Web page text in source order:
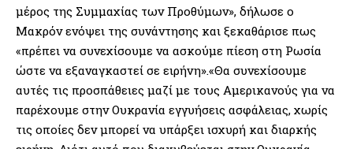
μέρος της Συμμαχίας των Προθύμων», δήλωσε ο
Μακρόν ενόψει της συνάντησης και ξεκαθάρισε πως
«πρέπει να συνεχίσουμε να ασκούμε πίεση στη Ρωσία
ώστε να εξαναγκαστεί σε ειρήνη».«Θα συνεχίσουμε
αυτές τις προσπάθειες μαζί με τους Αμερικανούς για να
παρέχουμε στην Ουκρανία εγγυήσεις ασφάλειας, χωρίς
τις οποίες δεν μπορεί να υπάρξει ισχυρή και διαρκής